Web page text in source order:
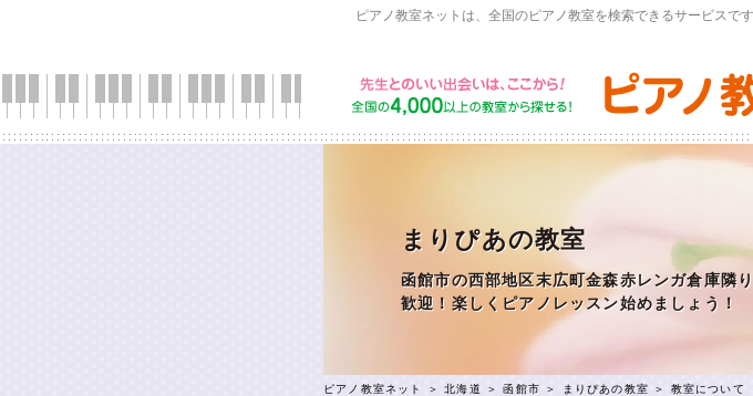
ピアノ教室ネットは、全国のピアノ教室を検索できるサービスで
まりぴあの教室
函館市の西部地区末広町金森赤レンガ倉庫隣
歓迎！楽しくピアノレッスン始めましょう！
ピアノ教室ネット ＞北海道 ＞函館市 ＞ まりぴあの教室 ＞ 教室について